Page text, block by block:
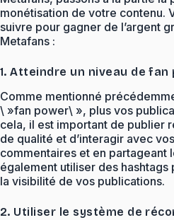
monétisation de votre contenu.
suivre pour gagner de l’argent
Metafans :
1. Atteindre un niveau de fan
Comme mentionné
\ »fan power\ », plus vos
cela, il est important de publier
de qualité et d’interagir avec
commentaires et en partageant
également utiliser des
la visibilité de vos publications.
2. Utiliser le système de